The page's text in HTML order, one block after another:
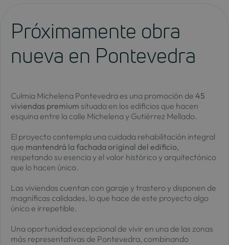
Próximamente obra
nueva en Pontevedra
Culmia Michelena Pontevedra es una promoción de 45
viviendas premium situada en los edificios que hacen
esquina entre la calle Michelena y Gutiérrez Mellado.
El proyecto contempla una cuidada rehabilitación integral
que mantendrá la fachada original del edificio,
respetando su esencia y el valor histórico y arquitectónico
que lo hacen único.
Las viviendas cuentan con garaje y trastero y disponen de
magníficas calidades, lo que hace de este proyecto algo
único e irrepetible.
Una oportunidad excepcional de vivir en una de las zonas
más representativas de Pontevedra, combinando